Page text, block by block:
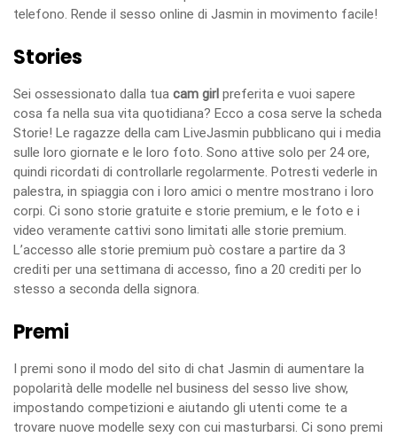
telefono. Rende il sesso online di Jasmin in movimento facile!
Stories
Sei ossessionato dalla tua cam girl preferita e vuoi sapere
cosa fa nella sua vita quotidiana? Ecco a cosa serve la scheda
Storie! Le ragazze della cam LiveJasmin pubblicano qui i media
sulle loro giornate e le loro foto. Sono attive solo per 24 ore,
quindi ricordati di controllarle regolarmente. Potresti vederle in
palestra, in spiaggia con i loro amici o mentre mostrano i loro
corpi. Ci sono storie gratuite e storie premium, e le foto e i
video veramente cattivi sono limitati alle storie premium.
L’accesso alle storie premium può costare a partire da 3
crediti per una settimana di accesso, fino a 20 crediti per lo
stesso a seconda della signora.
Premi
I premi sono il modo del sito di chat Jasmin di aumentare la
popolarità delle modelle nel business del sesso live show,
impostando competizioni e aiutando gli utenti come te a
trovare nuove modelle sexy con cui masturbarsi. Ci sono premi